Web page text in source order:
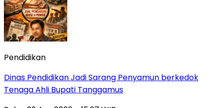
Pendidikan
Dinas Pendidikan Jadi Sarang Penyamun berkedok
Tenaga Ahli Bupati Tanggamus